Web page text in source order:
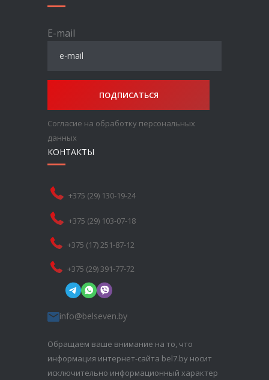
E-mail
ПОДПИСАТЬСЯ
Согласие на обработку персональных
данных
КОНТАКТЫ
+375 (29) 130-19-24
+375 (29) 103-07-18
+375 (17) 251-87-12
+375 (29) 391-77-72
info@belseven.by
Обращаем ваше внимание на то, что
информация интернет-сайта bel7.by носит
исключительно информационный характер